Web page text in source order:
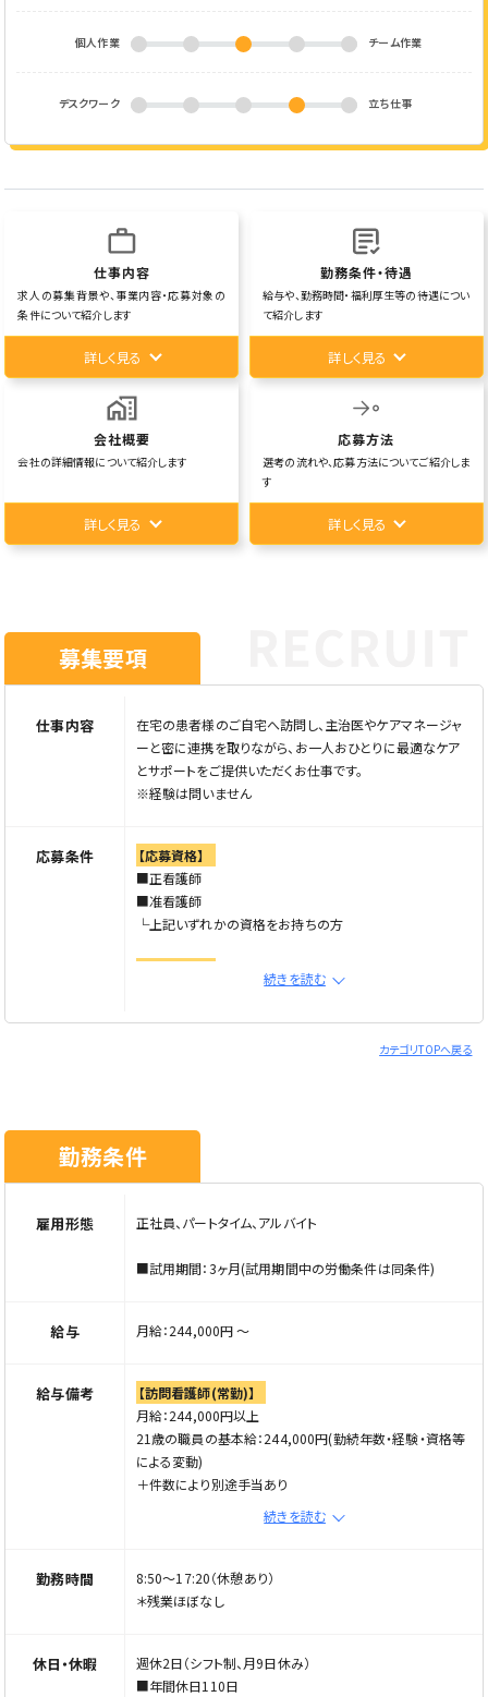
個人作業 チーム作業
デスクワーク 立ち仕事
仕事内容
求人の募集背景や、事業内容・応募対象の
条件について紹介します
詳しく見る
勤務条件・待遇
給与や、勤務時間・福利厚生等の待遇につい
て紹介します
詳しく見る
会社概要
会社の詳細情報について紹介します
詳しく見る
応募方法
選考の流れや、応募方法についてご紹介しま
す
詳しく見る
募集要項
仕事内容
在宅の患者様のご自宅へ訪問し、主治医やケアマネージャ
ーと密に連携を取りながら、お一人おひとりに最適なケア
とサポートをご提供いただくお仕事です。
※経験は問いません
応募条件
【応募資格】
■正看護師
■准看護師
└上記いずれかの資格をお持ちの方
こんな方はぜひご応募ください！
い
続きを読む
カテゴリTOPへ戻る
勤務条件
雇用形態 正社員、パートタイム、アルバイト
■試用期間：3ヶ月(試用期間中の労働条件は同条件)
給与 月給：244,000円 〜
給与備考
【訪問看護師(常勤)】
月給：244,000円以上
21歳の職員の基本給：244,000円(勤続年数・経験・資格等
による変動)
＋件数により別途手当あり
＋待機手当(1,500円×回数)
＊試用期間3ヶ月有(同条件)
時給：2,000円
続きを読む
勤務時間
8:50～17:20（休憩あり）
＊残業ほぼなし
休日・休暇
週休2日（シフト制、月9日休み）
■年間休日110日